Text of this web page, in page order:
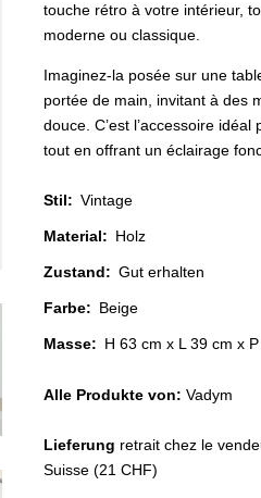
touche rétro à votre intérieur,
moderne ou classique.
Imaginez-la posée sur une
portée de main, invitant à des
douce. C’est l’accessoire
tout en offrant un éclairage
Stil: Vintage
Material: Holz
Zustand: Gut erhalten
Farbe: Beige
Masse: H 63 cm x L 39 cm x
Alle Produkte von:Vadym
Lieferung retrait chez le
Suisse (21 CHF)